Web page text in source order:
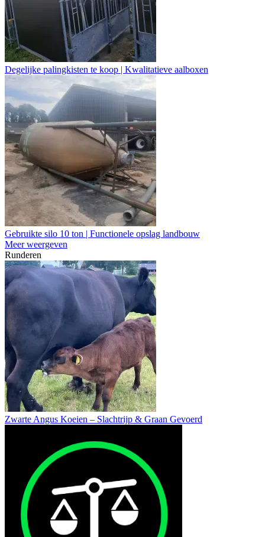
Degelijke palingkisten te koop | Kwalitatieve aalboxen
Gebruikte silo 10 ton | Functionele opslag landbouw
Meer weergeven
Runderen
Zwarte Angus Koeien – Slachtrijp & Graan Gevoerd